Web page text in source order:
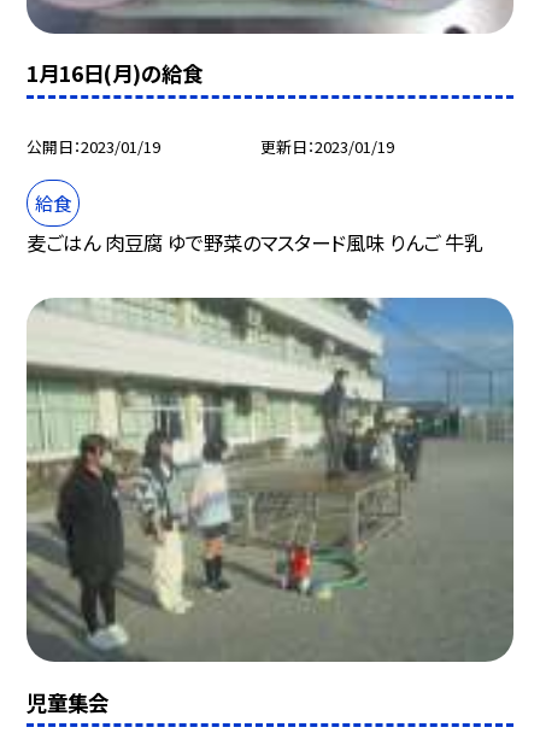
1月16日(月)の給食
公開日 2023/01/19 更新日 2023/01/19
給食
麦ごはん 肉豆腐 ゆで野菜のマスタード風味 りんご 牛乳
児童集会